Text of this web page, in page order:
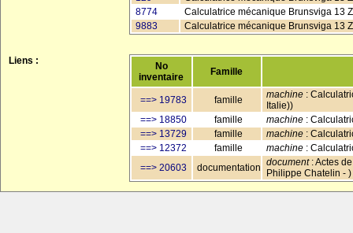
8774
Calculatrice mécanique Brunsviga 13
9883
Calculatrice mécanique Brunsviga 13
Liens :
No
inventaire
Famille
==> 19783 famille machine :
Italie))
==> 18850
famille machine :
==> 13729
famille machine :
==> 12372
famille machine :
==> 20603
documentation document: Actes
Philippe Chatelin - )